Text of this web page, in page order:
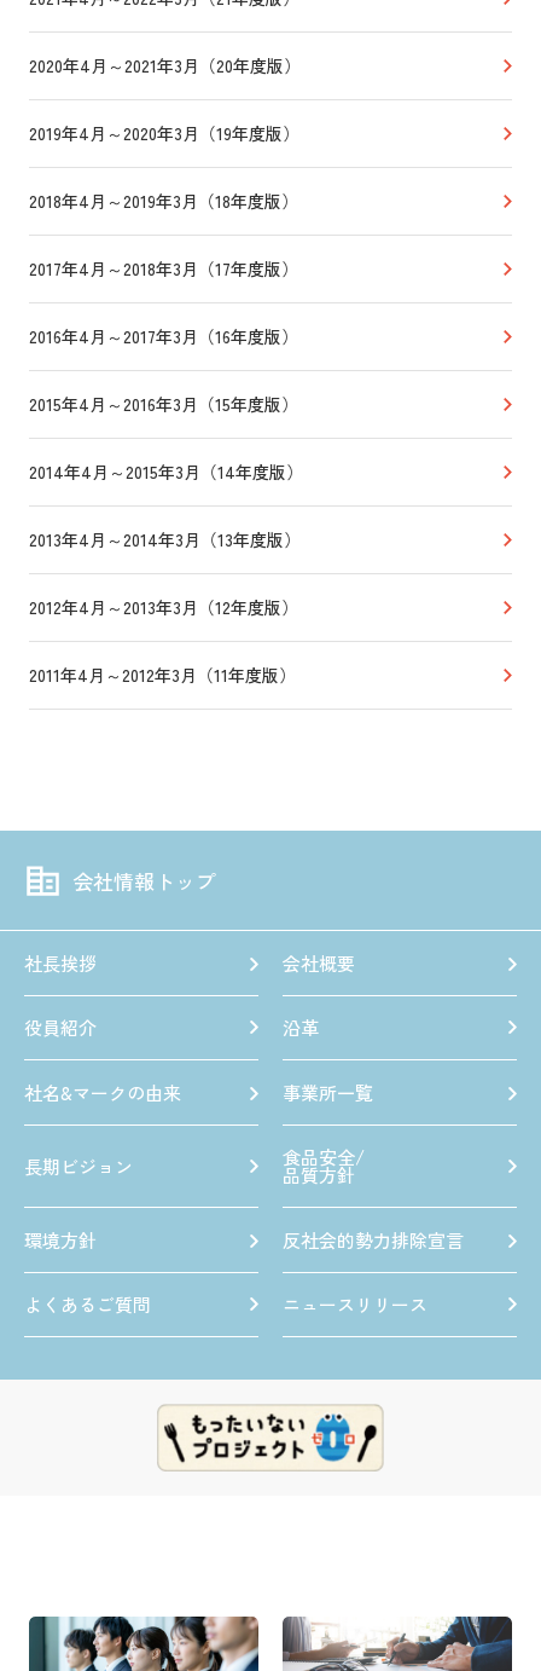
2020年4月～2021年3月（20年度版）
2019年4月～2020年3月（19年度版）
2018年4月～2019年3月（18年度版）
2017年4月～2018年3月（17年度版）
2016年4月～2017年3月（16年度版）
2015年4月～2016年3月（15年度版）
2014年4月～2015年3月（14年度版）
2013年4月～2014年3月（13年度版）
2012年4月～2013年3月（12年度版）
2011年4月～2012年3月（11年度版）
会社情報トップ
社長挨拶 会社概要
役員紹介 沿革
社名&マークの由来 事業所一覧
長期ビジョン 食品安全/
品質方針
環境方針 反社会的勢力排除宣言
よくあるご質問 ニュースリリース